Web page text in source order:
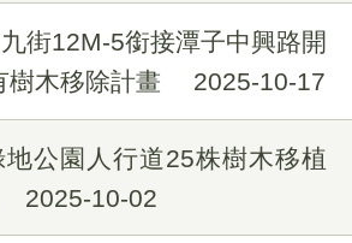
街12M-5銜接潭子中興路開
樹木移除計畫
2025-10-17
公園人行道25株樹木移植
2025-10-02